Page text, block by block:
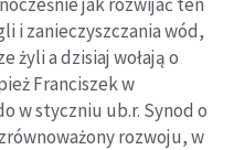
i zanieczyszczania wód,
żyli a dzisiaj wołają o
Franciszek w
w styczniu ub.r. Synod o
rozwoju, w